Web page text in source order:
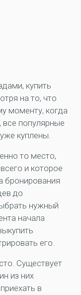
купить
на то, что
моменту, когда
все популярные
куплены.
то место,
и которое
бронирования
до
нужный
начала
его.
Существует
из них
в